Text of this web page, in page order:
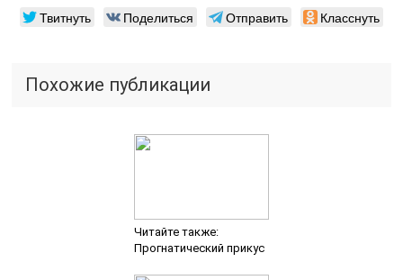
Твитнуть Поделиться Отправить Класснуть
Похожие публикации
Читайте также:
Прогнатический прикус